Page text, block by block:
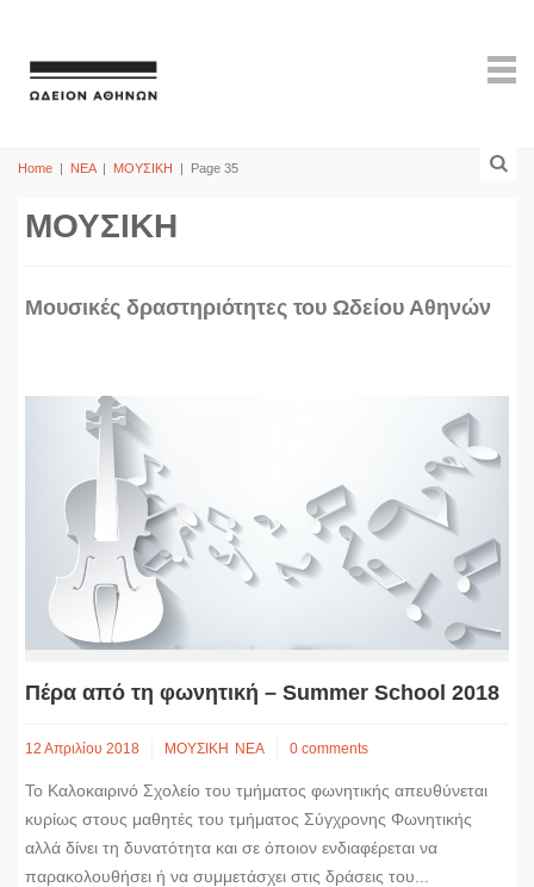
Home | ΝΕΑ | ΜΟΥΣΙΚΗ | Page 35
ΜΟΥΣΙΚΗ
Mουσικές δραστηριότητες του Ωδείου Αθηνών
Πέρα από τη φωνητική – Summer School 2018
12 Απριλίου 2018 ΜΟΥΣΙΚΗ ΝΕΑ 0 comments
Το Καλοκαιρινό Σχολείο του τμήματος φωνητικής απευθύνεται
κυρίως στους μαθητές του τμήματος Σύγχρονης Φωνητικής
αλλά δίνει τη δυνατότητα και σε όποιον ενδιαφέρεται να
παρακολουθήσει ή να συμμετάσχει στις δράσεις του...